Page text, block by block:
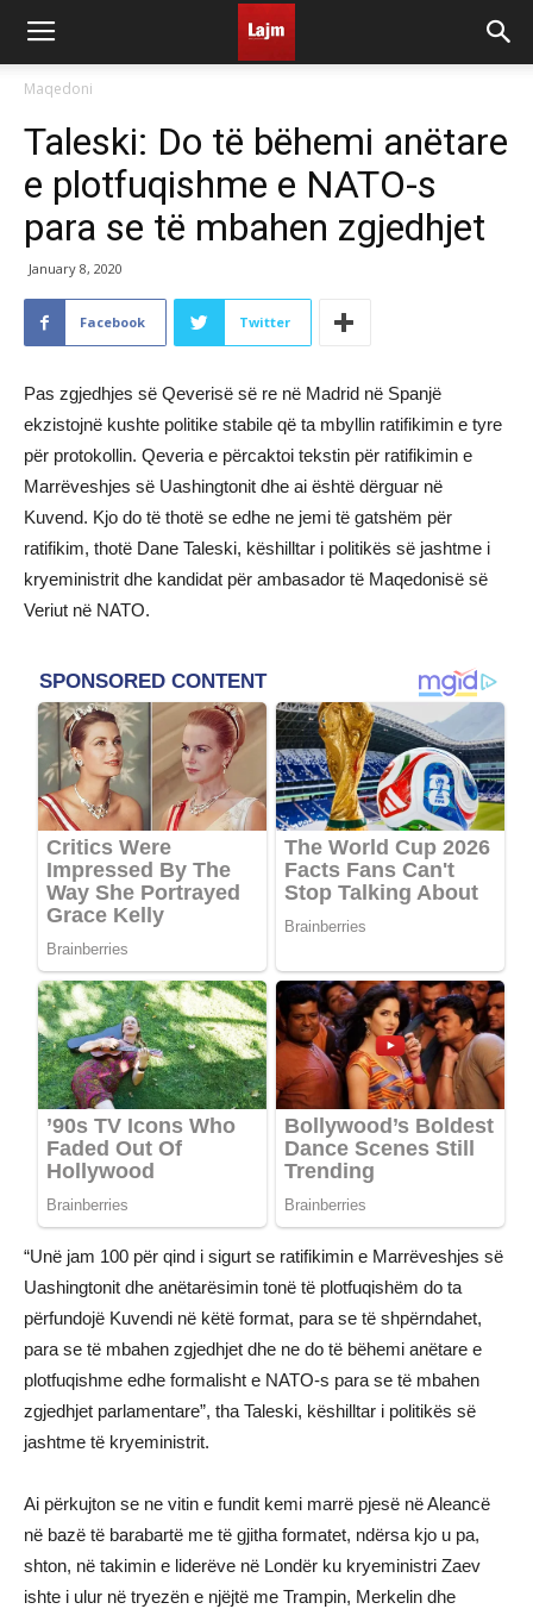
Maqedoni
Taleski: Do të bëhemi anëtare
e plotfuqishme e NATO-s
para se të mbahen zgjedhjet
January 8, 2020
Facebook Twitter
Pas zgjedhjes së Qeverisë së re në Madrid në Spanjë
ekzistojnë kushte politike stabile që ta mbyllin ratifikimin e tyre
për protokollin. Qeveria e përcaktoi tekstin për ratifikimin e
Marrëveshjes së Uashingtonit dhe ai është dërguar në
Kuvend. Kjo do të thotë se edhe ne jemi të gatshëm për
ratifikim, thotë Dane Taleski, këshilltar i politikës së jashtme i
kryeministrit dhe kandidat për ambasador të Maqedonisë së
Veriut në NATO.
“Unë jam 100 për qind i sigurt se ratifikimin e Marrëveshjes së
Uashingtonit dhe anëtarësimin tonë të plotfuqishëm do ta
përfundojë Kuvendi në këtë format, para se të shpërndahet,
para se të mbahen zgjedhjet dhe ne do të bëhemi anëtare e
plotfuqishme edhe formalisht e NATO-s para se të mbahen
zgjedhjet parlamentare”, tha Taleski, këshilltar i politikës së
jashtme të kryeministrit.
Ai përkujton se ne vitin e fundit kemi marrë pjesë në Aleancë
në bazë të barabartë me të gjitha formatet, ndërsa kjo u pa,
shton, në takimin e liderëve në Londër ku kryeministri Zaev
ishte i ulur në tryezën e njëjtë me Trampin, Merkelin dhe